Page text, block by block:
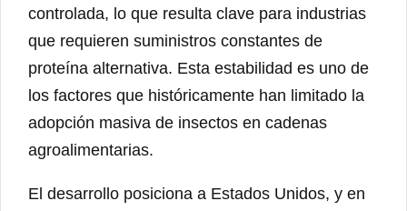
controlada, lo que resulta clave para industrias
que requieren suministros constantes de
proteína alternativa. Esta estabilidad es uno de
los factores que históricamente han limitado la
adopción masiva de insectos en cadenas
agroalimentarias.
El desarrollo posiciona a Estados Unidos, y en